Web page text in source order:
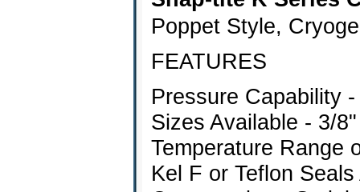
Poppet Style,
FEATURES
Pressure Capability
Sizes Available - 3/
Temperature Range
Kel F or Teflon